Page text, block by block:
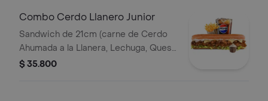
Combo Cerdo Llanero Junior
Sandwich de 21cm (carne de Cerdo
Ahumada a la Llanera, Lechuga, Queso
Mozzarella y Salsa de Ajo) Papa
$ 35.800